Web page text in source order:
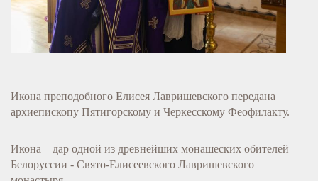
Икона преподобного Елисея Лавришевского передана
архиепископу Пятигорскому и Черкесскому Феофилакту.
Икона – дар одной из древнейших монашеских обителей
Белоруссии - Свято-Елисеевского Лавришевского